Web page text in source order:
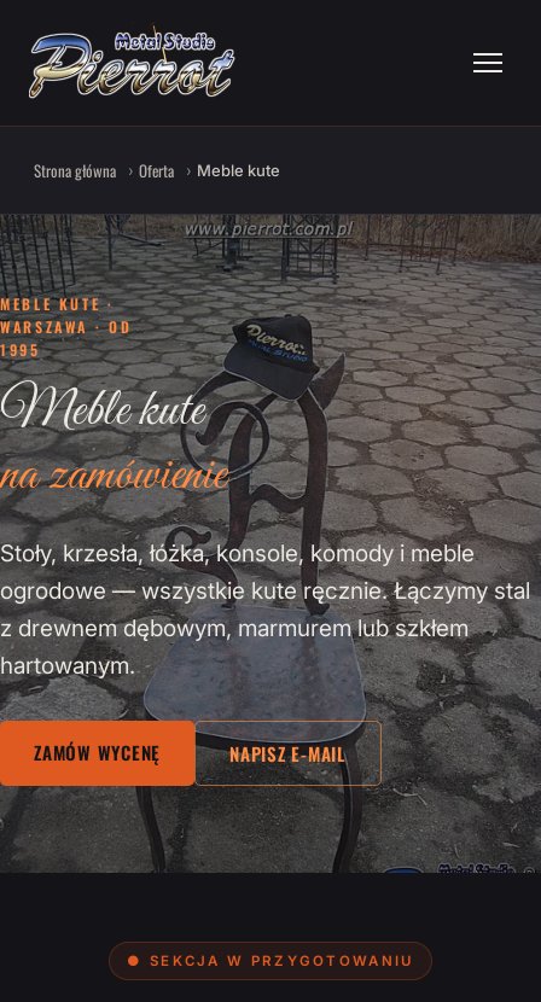
Strona główna Oferta Meble kute
MEBLE KUTE ·
WARSZAWA · OD
1995
Meble kute
na zamówienie
Stoły, krzesła, łóżka, konsole, komody i meble
ogrodowe — wszystkie kute ręcznie. Łączymy stal
z drewnem dębowym, marmurem lub szkłem
hartowanym.
ZAMÓW WYCENĘ NAPISZ E-MAIL
● SEKCJA W PRZYGOTOWANIU